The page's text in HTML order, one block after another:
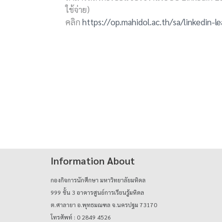
ใช้จ่าย)
คลิก https://op.mahidol.ac.th/sa/linkedin-
Information About
กองกิจการนักศึกษา มหาวิทยาลัยมหิดล
999 ชั้น 3 อาคารศูนย์การเรียนรู้มหิดล
ต.ศาลายา อ.พุทธมณฑล จ.นครปฐม 73170
โทรศัพท์ : 0 2849 4526